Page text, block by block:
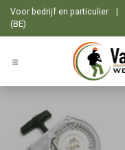
Overslaan naar inhoud
Voor bedrijf en particulier |
(BE)